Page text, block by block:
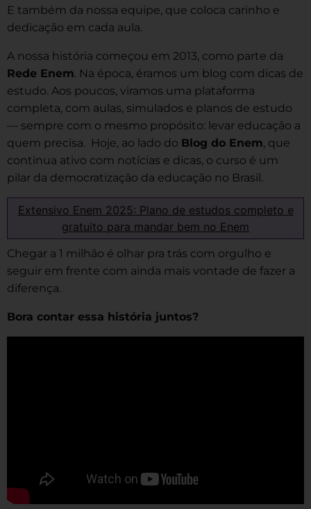
E também da nossa equipe, que coloca carinho e
dedicação em cada aula.
A nossa história começou em 2013, como parte da
Rede Enem. Na época, éramos um blog com dicas de
estudo. Aos poucos, viramos uma plataforma
completa, com aulas, simulados e planos de estudo
— sempre com o mesmo propósito: levar educação a
quem precisa. Hoje, ao lado do Blog do Enem, que
continua ativo com notícias e dicas, o curso é um
pilar da democratização da educação no Brasil.
Extensivo Enem 2025: Plano de estudos completo e
gratuito para mandar bem no Enem
Chegar a 1 milhão é olhar pra trás com orgulho e
seguir em frente com ainda mais vontade de fazer a
diferença.
Bora contar essa história juntos?